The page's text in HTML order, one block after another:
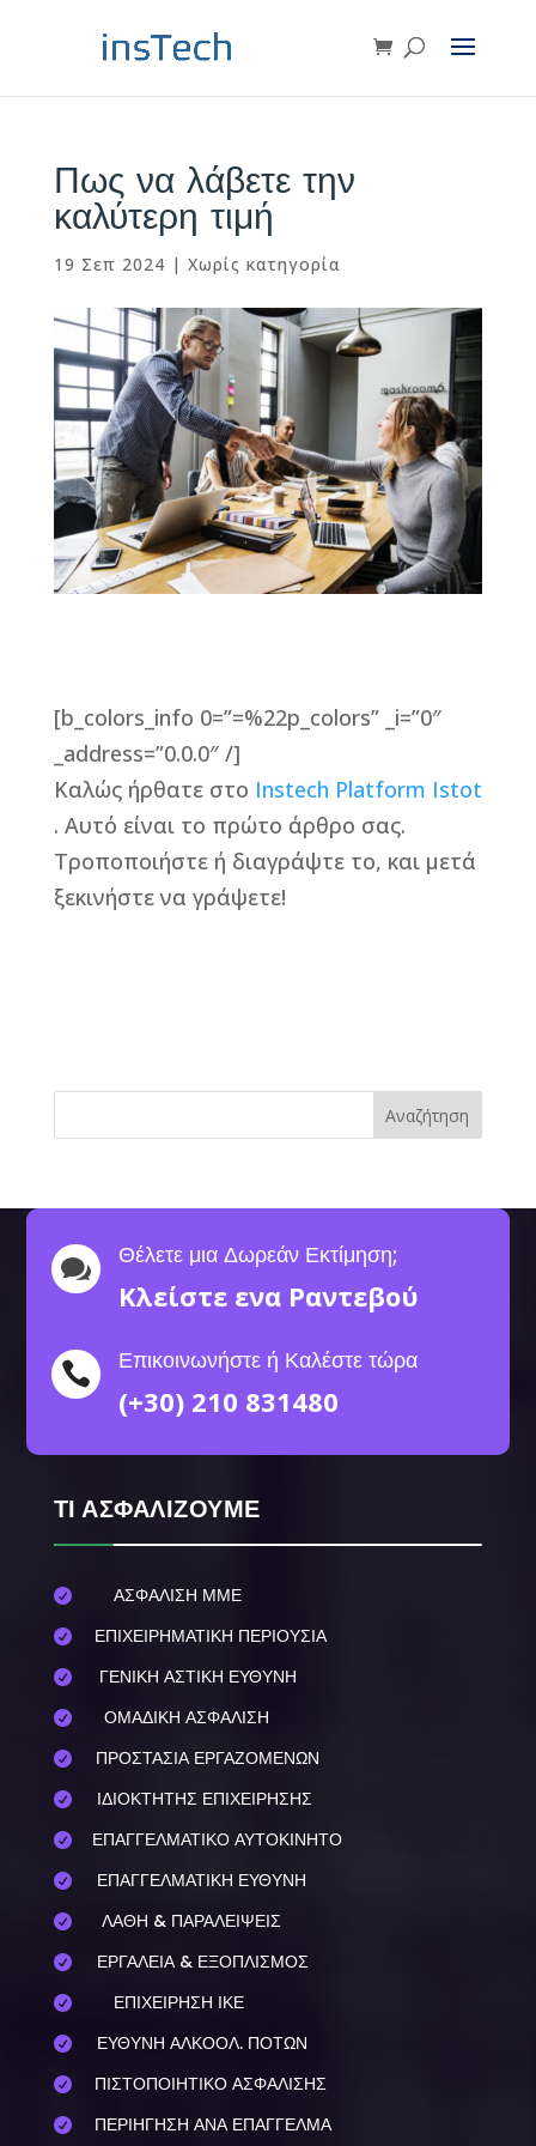
Πως να λάβετε την
καλύτερη τιμή
19 Σεπ 2024 | Χωρίς κατηγορία
[b_colors_info 0=”=%22p_colors” _i=”0″
_address=”0.0.0″ /]
Καλώς ήρθατε στο Instech Platform Istot
. Αυτό είναι το πρώτο άρθρο σας.
Τροποποιήστε ή διαγράψτε το, και μετά
ξεκινήστε να γράψετε!
Αναζήτηση
 Θέλετε μια Δωρεάν Εκτίμηση;
Κλείστε ενα Ραντεβού
 Επικοινωνήστε ή Καλέστε τώρα
(+30) 210 831480
ΤΙ ΑΣΦΑΛΙΖΟΥΜΕ
 ΑΣΦΑΛΙΣΗ ΜΜΕ
 ΕΠΙΧΕΙΡΗΜΑΤΙΚΗ ΠΕΡΙΟΥΣΙΑ
 ΓΕΝΙΚΗ ΑΣΤΙΚΗ ΕΥΘΥΝΗ
 ΟΜΑΔΙΚΗ ΑΣΦΑΛΙΣΗ
 ΠΡΟΣΤΑΣΙΑ ΕΡΓΑΖΟΜΕΝΩΝ
 ΙΔΙΟΚΤΗΤΗΣ ΕΠΙΧΕΙΡΗΣΗΣ
 ΕΠΑΓΓΕΛΜΑΤΙΚΟ ΑΥΤΟΚΙΝΗΤΟ
 ΕΠΑΓΓΕΛΜΑΤΙΚΗ ΕΥΘΥΝΗ
 ΛΑΘΗ & ΠΑΡΑΛΕΙΨΕΙΣ
 ΕΡΓΑΛΕΙΑ & ΕΞΟΠΛΙΣΜΟΣ
 ΕΠΙΧΕΙΡΗΣΗ ΙΚΕ
 ΕΥΘΥΝΗ ΑΛΚΟΟΛ. ΠΟΤΩΝ
 ΠΙΣΤΟΠΟΙΗΤΙΚΟ ΑΣΦΑΛΙΣΗΣ
 ΠΕΡΙΗΓΗΣΗ ΑΝΑ ΕΠΑΓΓΕΛΜΑ